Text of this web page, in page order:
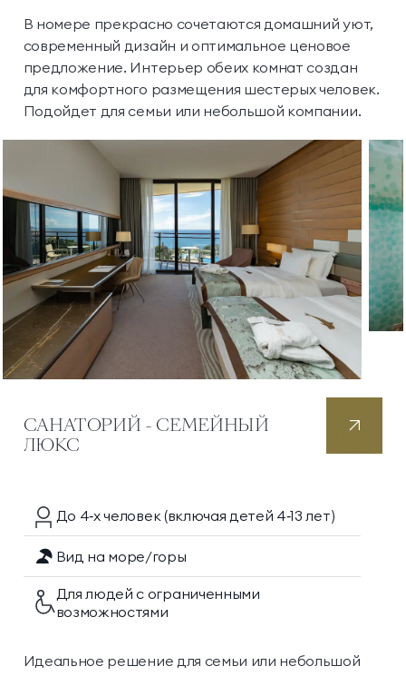
В номере прекрасно сочетаются домашний уют,
современный дизайн и оптимальное ценовое
предложение. Интерьер обеих комнат создан
для комфортного размещения шестерых человек.
Подойдет для семьи или небольшой компании.
САНАТОРИЙ - СЕМЕЙНЫЙ
ЛЮКС
До 4‑хчеловек (включая детей 4‑13 лет)
Вид на море/горы
Для людей с ограниченными
возможностями
Идеальное решение для семьи или небольшой